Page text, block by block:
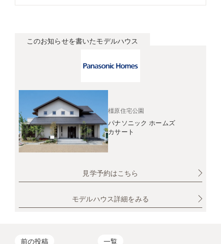
このお知らせを書いたモデルハウス
橿原住宅公園
パナソニック ホームズ
カサート
見学予約はこちら
モデルハウス詳細をみる
前の投稿 一覧